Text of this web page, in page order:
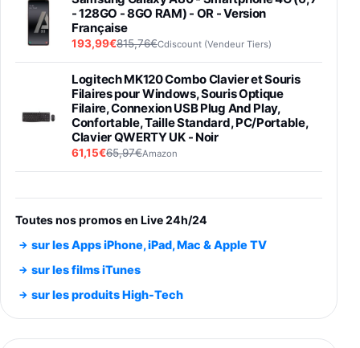
- 128GO - 8GO RAM) - OR - Version
Française
193,99€815,76€Cdiscount (Vendeur Tiers)
Logitech MK120 Combo Clavier et Souris
Filaires pour Windows, Souris Optique
Filaire, Connexion USB Plug And Play,
Confortable, Taille Standard, PC/Portable,
Clavier QWERTY UK - Noir
61,15€65,97€Amazon
entraénement direct 3 vitesses (33-45-78
trs/min) avec pre-ampli intégré et port USB
Smartphone SAMSUNG Galaxy S26 Ultra
891,99€1199€Fnac (Vendeur Tiers)
Smartphone SAMSUNG Galaxy S26+ Violet
Toutes nos promos en Live 24h/24
sur les Apps iPhone, iPad, Mac & Apple TV
sur les films iTunes
sur les produits High-Tech